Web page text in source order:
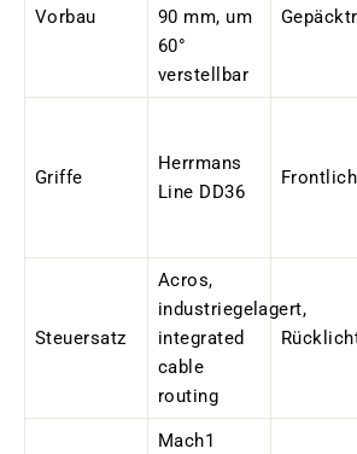
Vorbau
90 mm, um
60°
verstellbar
Griffe
Herrmans
Line DD36
Steuersatz
Acros,
industriegelagert,
integrated
cable
routing
Mach1